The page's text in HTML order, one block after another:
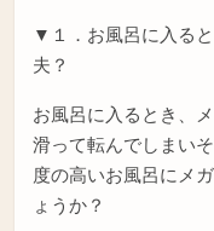
▼１．お風呂に入る
夫？
お風呂に入るとき、
滑って転んでしまい
度の高いお風呂にメ
ょうか？